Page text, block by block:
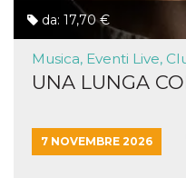
da: 17,70 €
Musica, Eventi Live,
UNA LUNGA
7 NOVEMBRE 2026